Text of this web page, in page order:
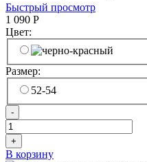
Быстрый просмотр
1 090 Р
Цвет:
Размер:
52-54
-
+
В корзину